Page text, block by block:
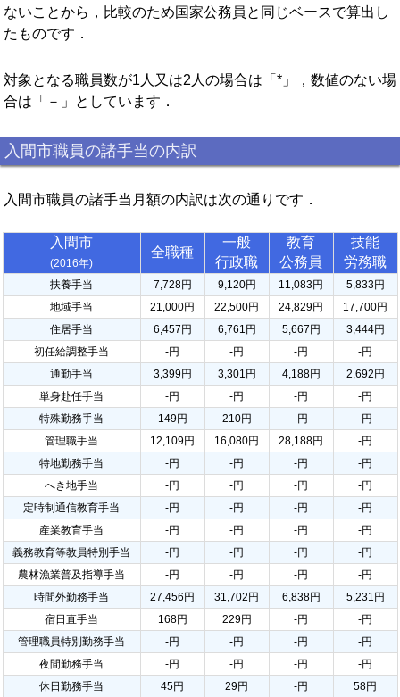
ないことから，比較のため国家公務員と同じベースで算出し
たものです．
対象となる職員数が1人又は2人の場合は「*」，数値のない場
合は「－」としています．
入間市職員の諸手当の内訳
入間市職員の諸手当月額の内訳は次の通りです．
入間市
(2016年)
全職種
一般
行政職
教育
公務員
技能
労務職
扶養手当 7,728円 9,120円 11,083円
5,833円
地域手当
21,000円 22,500円 24,829円
17,700円
住居手当
6,457円 6,761円 5,667円
3,444円
初任給調整手当
-円 -円 -円
-円
通勤手当
3,399円 3,301円 4,188円
2,692円
単身赴任手当
-円 -円 -円
-円
特殊勤務手当
149円 210円 -円
-円
管理職手当
12,109円 16,080円 28,188円
-円
特地勤務手当
-円 -円 -円
-円
へき地手当
-円 -円 -円
-円
定時制通信教育手当
-円 -円 -円
-円
産業教育手当
-円 -円 -円
-円
義務教育等教員特別手当
-円 -円 -円
-円
農林漁業普及指導手当
-円 -円 -円
-円
時間外勤務手当
27,456円 31,702円 6,838円
5,231円
宿日直手当
168円 229円 -円
-円
管理職員特別勤務手当
-円 -円 -円
-円
夜間勤務手当
-円 -円 -円
-円
休日勤務手当
45円 29円 -円
58円